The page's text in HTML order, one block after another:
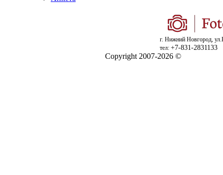
г. Нижний Новгород,
тел: +7-831-2831133
Copyright 2007-2026 ©